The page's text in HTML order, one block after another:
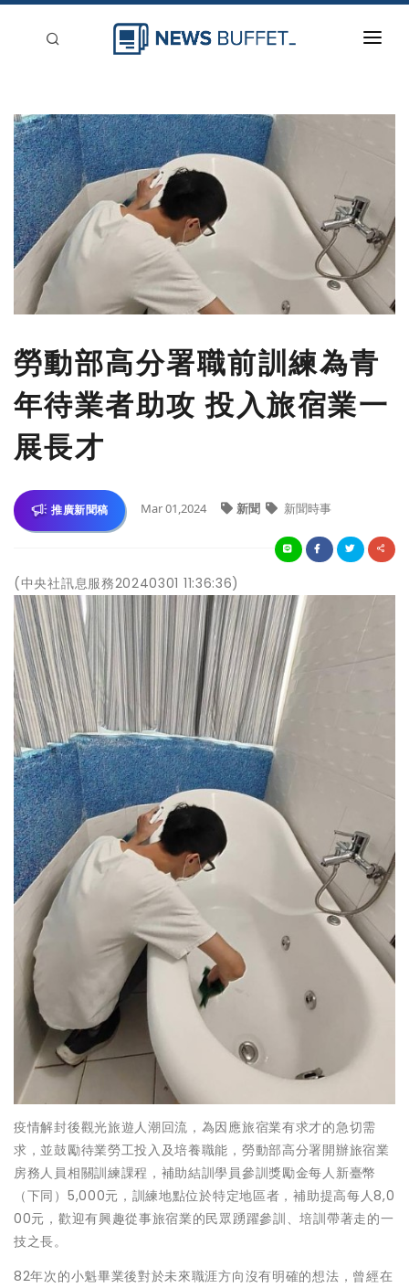
新聞稿分類
登入
刊登
勞動部高分署職前訓練為青
年待業者助攻 投入旅宿業一
展長才
推廣新聞稿 Mar 01,2024 新聞 新聞時事
(中央社訊息服務20240301 11:36:36)
疫情解封後觀光旅遊人潮回流，為因應旅宿業有求才的急切需
求，並鼓勵待業勞工投入及培養職能，勞動部高分署開辦旅宿業
房務人員相關訓練課程，補助結訓學員參訓獎勵金每人新臺幣
（下同）5,000元，訓練地點位於特定地區者，補助提高每人8,0
00元，歡迎有興趣從事旅宿業的民眾踴躍參訓、培訓帶著走的一
技之長。
82年次的小魁畢業後對於未來職涯方向沒有明確的想法，曾經在